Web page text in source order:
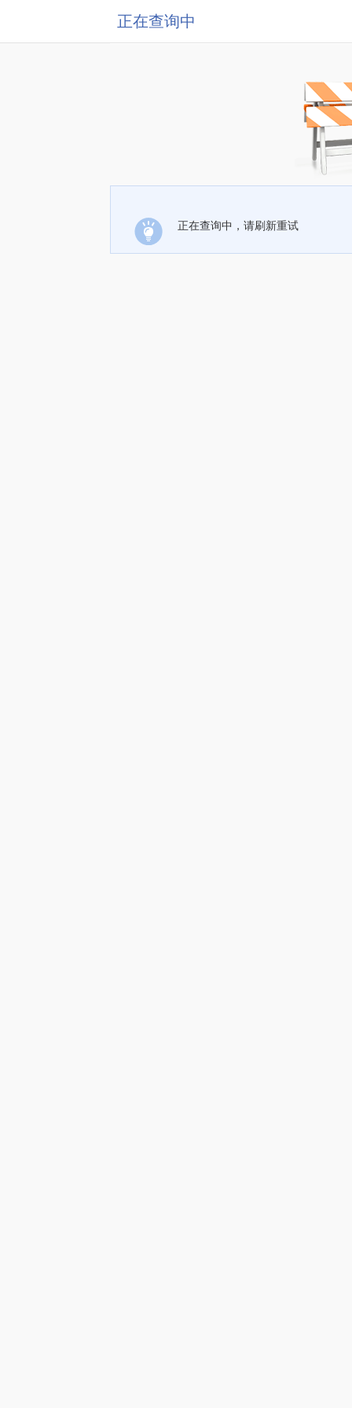
正在查询中
正在查询中，请刷新重试